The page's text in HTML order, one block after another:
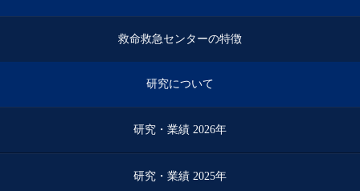
救命救急センターの特徴
研究について
研究・業績 2026年
研究・業績 2025年